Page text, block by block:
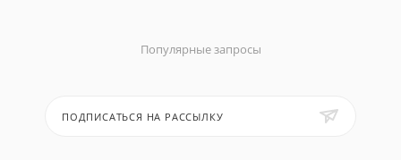
Популярные запросы
ПОДПИСАТЬСЯ НА РАССЫЛКУ